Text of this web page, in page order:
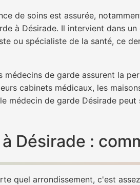
de soins est assurée,
à Désirade. Il intervient dans
ou spécialiste de la santé, ce
de garde assurent la
cabinets médicaux, les
médecin de garde Désirade
Désirade :
quel arrondissement, c'est